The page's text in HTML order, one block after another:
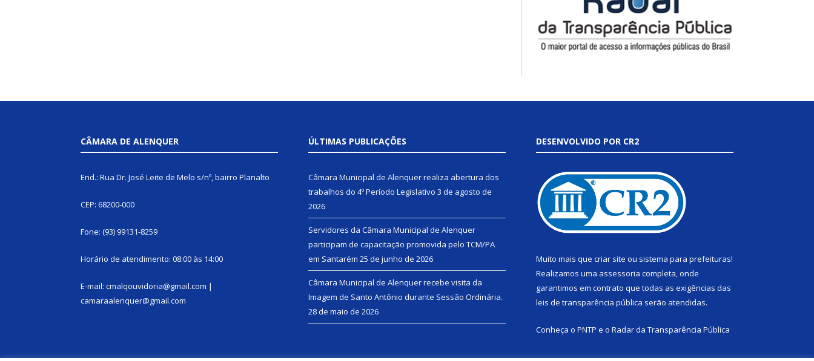
CÂMARA DE ALENQUER
End.: Rua Dr. José Leite de Melo s/nº, bairro Planalto
CEP: 68200-000
Fone: (93) 99131-8259
Horário de atendimento: 08:00 às 14:00
E-mail: cmalqouvidoria@gmail.com |
camaraalenquer@gmail.com
ÚLTIMAS PUBLICAÇÕES
Câmara Municipal de Alenquer realiza abertura dos
trabalhos do 4º Período Legislativo 3 de agosto de
2026
Servidores da Câmara Municipal de Alenquer
participam de capacitação promovida pelo TCM/PA
em Santarém 25 de junho de 2026
Câmara Municipal de Alenquer recebe visita da
Imagem de Santo Antônio durante Sessão Ordinária.
28 de maio de 2026
DESENVOLVIDO POR CR2
Muito mais que criar site ou sistema para prefeituras!
Realizamos uma assessoria completa, onde
garantimos em contrato que todas as exigências das
leis de transparência pública serão atendidas.
Conheça o PNTP e o Radar da Transparência Pública